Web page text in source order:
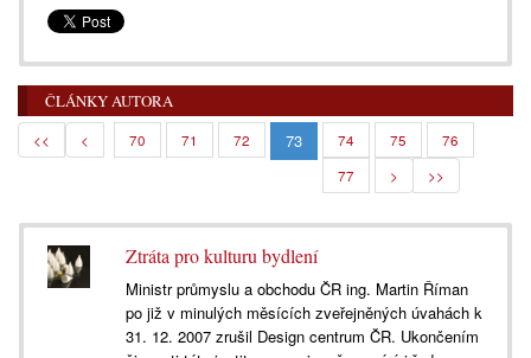
ČLÁNKY AUTORA
<< < 70 71 72 73 74 75
76
77
> >>
Ztráta pro kulturu bydlení
Ministr průmyslu a obchodu ČR ing. Martin Říman
po již v minulých měsících zveřejněných úvahách k
31. 12. 2007 zrušil Design centrum ČR. Ukončením